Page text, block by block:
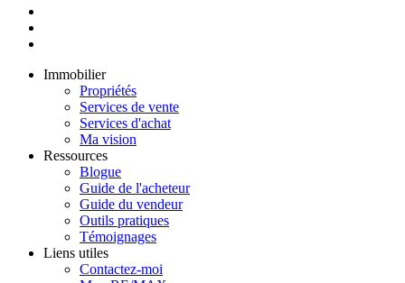
Immobilier
Propriétés
Services de vente
Services d'achat
Ma vision
Ressources
Blogue
Guide de l'acheteur
Guide du vendeur
Outils pratiques
Témoignages
Liens utiles
Contactez-moi